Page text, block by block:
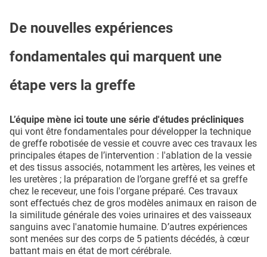
De nouvelles expériences
fondamentales qui marquent une
étape vers la greffe
L’équipe mène ici toute une série d'études précliniques
qui vont être fondamentales pour développer la technique
de greffe robotisée de vessie et couvre avec ces travaux les
principales étapes de l’intervention : l'ablation de la vessie
et des tissus associés, notamment les artères, les veines et
les uretères ; la préparation de l’organe greffé et sa greffe
chez le receveur, une fois l'organe préparé. Ces travaux
sont effectués chez de gros modèles animaux en raison de
la similitude générale des voies urinaires et des vaisseaux
sanguins avec l'anatomie humaine. D’autres expériences
sont menées sur des corps de 5 patients décédés, à cœur
battant mais en état de mort cérébrale.